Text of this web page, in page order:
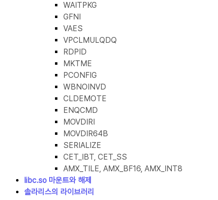
WAITPKG
GFNI
VAES
VPCLMULQDQ
RDPID
MKTME
PCONFIG
WBNOINVD
CLDEMOTE
ENQCMD
MOVDIRI
MOVDIR64B
SERIALIZE
CET_IBT, CET_SS
AMX_TILE, AMX_BF16, AMX_INT8
libc.so 마운트와 해제
솔라리스의 라이브러리